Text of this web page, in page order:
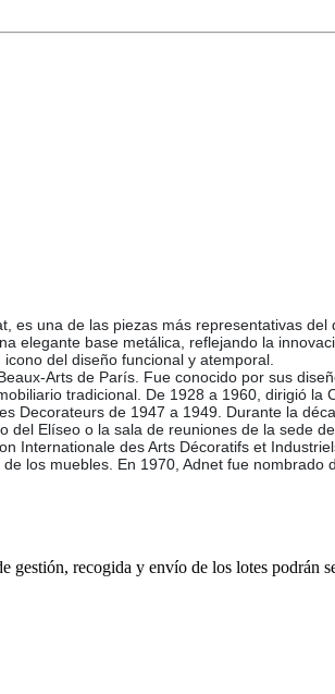
una de las piezas más representativas
elegante base metálica, reflejando la
del diseño funcional y atemporal.
Arts de París. Fue conocido por sus
tradicional. De 1928 a 1960, dirigió
Decorateurs de 1947 a 1949. Durante la
Elíseo o la sala de reuniones de la sede
Internationale des Arts Décoratifs et
los muebles. En 1970, Adnet fue
recogida y envío de los lotes podrán